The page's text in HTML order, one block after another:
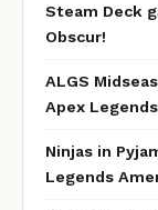
Steam Deck
Obscur!
ALGS
Apex Legends
Ninjas in
Legends